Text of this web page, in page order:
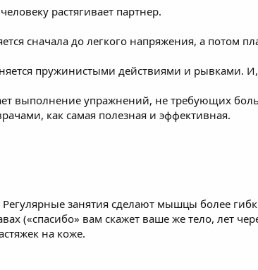
растягивает партнер.
сначала до легкого напряжения, а потом
пружинистыми действиями и рывками.
выполнение упражнений, не требующих
как самая полезная и эффективная.
Регулярные занятия сделают мышцы более
(«спасибо» вам скажет ваше же тело, лет
на коже.